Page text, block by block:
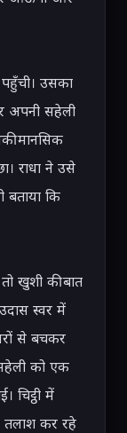
उसका
अपनी सहेली
मानसिक
राधा ने उसे
कि
खुशी की बात
स्वर में
से बचकर
को एक
चिट्ठी में
तलाश कर रहे